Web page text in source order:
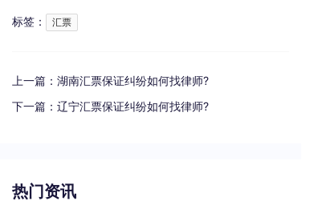
标签： 汇票
上一篇： 湖南汇票保证纠纷如何找律师?
下一篇： 辽宁汇票保证纠纷如何找律师?
热门资讯